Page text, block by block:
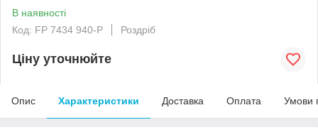
В наявності
Код: FP 7434 940-P
Роздріб
Ціну уточнюйте
Опис Характеристики Доставка Оплата Умови